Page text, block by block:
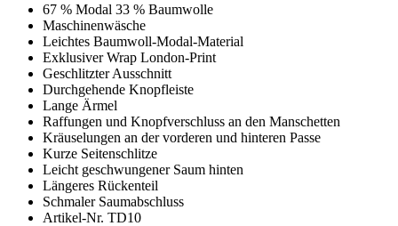
67 % Modal 33 % Baumwolle
Maschinenwäsche
Leichtes Baumwoll-Modal-Material
Exklusiver Wrap London-Print
Geschlitzter Ausschnitt
Durchgehende Knopfleiste
Lange Ärmel
Raffungen und Knopfverschluss an den Manschetten
Kräuselungen an der vorderen und hinteren Passe
Kurze Seitenschlitze
Leicht geschwungener Saum hinten
Längeres Rückenteil
Schmaler Saumabschluss
Artikel-Nr. TD10